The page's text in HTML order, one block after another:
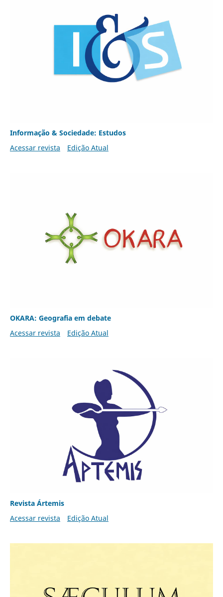
Informação & Sociedade: Estudos
Acessar revista
Edição Atual
OKARA: Geografia em debate
Acessar revista
Edição Atual
Revista Ártemis
Acessar revista
Edição Atual